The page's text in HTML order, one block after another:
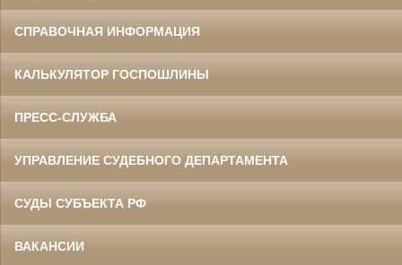
СПРАВОЧНАЯ ИНФОРМАЦИЯ
КАЛЬКУЛЯТОР ГОСПОШЛИНЫ
ПРЕСС-СЛУЖБА
УПРАВЛЕНИЕ СУДЕБНОГО ДЕПАРТАМЕНТА
СУДЫ СУБЪЕКТА РФ
ВАКАНСИИ